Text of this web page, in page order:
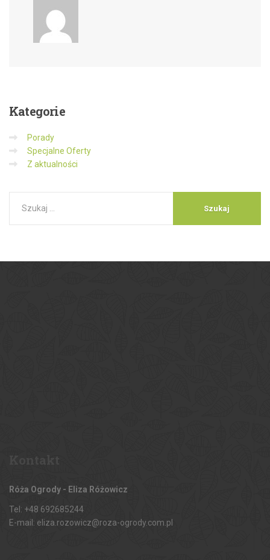
Kategorie
Porady
Specjalne Oferty
Z aktualności
Róża Ogrody - Eliza Różowicz
Tel: +48 692685244
E-mail: eliza.rozowicz@roza-ogrody.com.pl